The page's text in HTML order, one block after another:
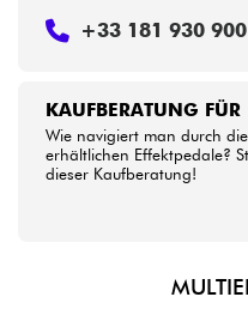
KAUFBERATUNG FÜR
Wie navigiert man durch
erhältlichen Effektpedale?
dieser Kaufberatung!
+33 181 930 900